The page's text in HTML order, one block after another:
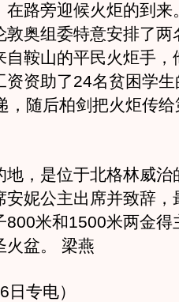
在路旁迎候火炬的到来
敦奥组委特意安排了两
自鞍山的平民火炬手，
资资助了24名贫困学
，随后柏剑把火炬传
，是位于北格林威治
安妮公主出席并致辞，
米和1500米两金得
火盆。 梁燕
日专电）